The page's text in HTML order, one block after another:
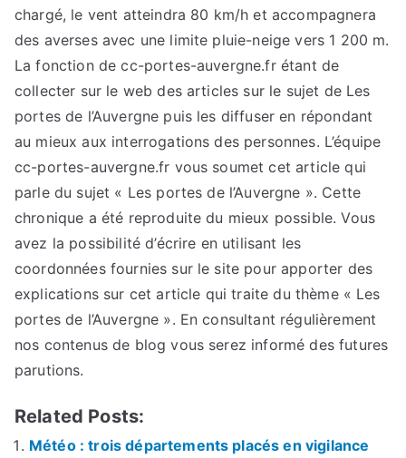
chargé, le vent atteindra 80 km/h et accompagnera
des averses avec une limite pluie-neige vers 1 200 m.
La fonction de cc-portes-auvergne.fr étant de
collecter sur le web des articles sur le sujet de Les
portes de l’Auvergne puis les diffuser en répondant
au mieux aux interrogations des personnes. L’équipe
cc-portes-auvergne.fr vous soumet cet article qui
parle du sujet « Les portes de l’Auvergne ». Cette
chronique a été reproduite du mieux possible. Vous
avez la possibilité d’écrire en utilisant les
coordonnées fournies sur le site pour apporter des
explications sur cet article qui traite du thème « Les
portes de l’Auvergne ». En consultant régulièrement
nos contenus de blog vous serez informé des futures
parutions.
Related Posts:
Météo : trois départements placés en vigilance